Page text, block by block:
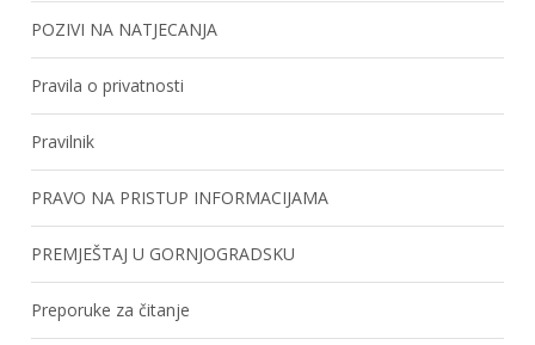
POZIVI NA NATJECANJA
Pravila o privatnosti
Pravilnik
PRAVO NA PRISTUP INFORMACIJAMA
PREMJEŠTAJ U GORNJOGRADSKU
Preporuke za čitanje